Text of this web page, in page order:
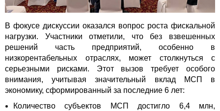
В фокусе дискуссии оказался вопрос роста фискальной
нагрузки. Участники отметили, что без взвешенных
решений часть предприятий, особенно в
низкорентабельных отраслях, может столкнуться с
серьезными рисками. Этот вызов требует особого
внимания, учитывая значительный вклад МСП в
экономику, сформированный за последние 6 лет:
Количество субъектов МСП достигло 6,4 млн,